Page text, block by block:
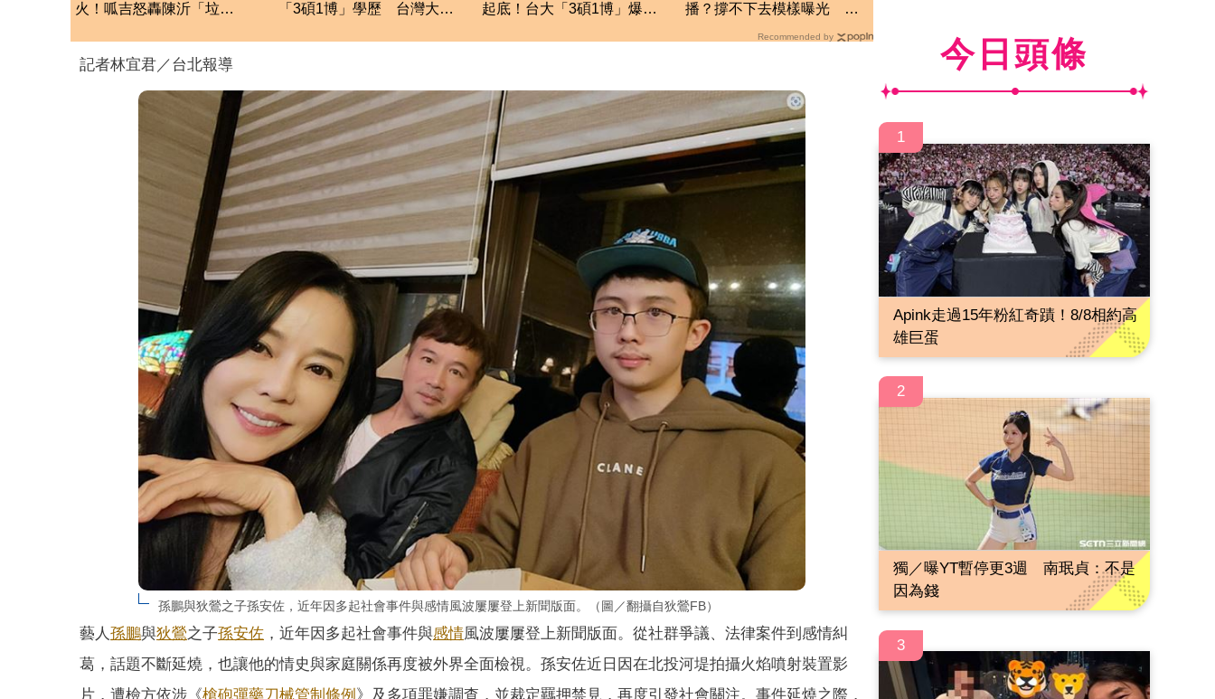
火！呱吉怒轟陳沂「垃
「3碩1博」學歷 台灣大學
起底！台大「3碩1博」爆造
播？撐不下去模樣曝光 網
Recommended by
記者林宜君／台北報導
孫鵬與狄鶯之子孫安佐，近年因多起社會事件與感情風波屢屢登上新聞版面。（圖／翻攝自狄鶯FB）
藝人孫鵬與狄鶯之子孫安佐 ，近年因多起社會事件與感情風波屢屢登上新聞版面。從社群爭議、法律案件到感情糾
葛，話題不斷延燒，也讓他的情史與家庭關係再度被外界全面檢視。孫安佐近日因在北投河堤拍攝火焰噴射裝置影
片，遭檢方依涉《槍砲彈藥刀械管制條例 》及多項罪嫌調查，並裁定羈押禁見，再度引發社會關注。事件延燒之際，
今日頭條
1
Apink走過15年粉紅奇蹟！8/8相約高
雄巨蛋
2
獨／曝YT暫停更3週 南珉貞：不是
因為錢
3